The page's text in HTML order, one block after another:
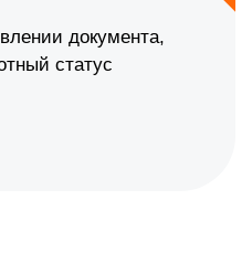
документа,
статус